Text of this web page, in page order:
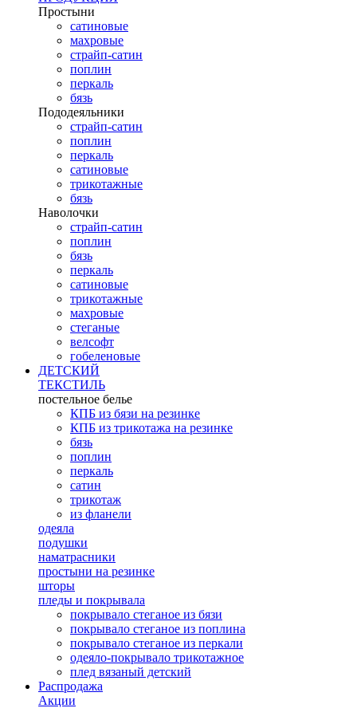
Простыни
сатиновые
махровые
страйп-сатин
поплин
перкаль
бязь
Пододеяльники
страйп-сатин
поплин
перкаль
сатиновые
трикотажные
бязь
Наволочки
страйп-сатин
поплин
бязь
перкаль
сатиновые
трикотажные
махровые
стеганые
велсофт
гобеленовые
ДЕТСКИЙ
ТЕКСТИЛЬ
постельное белье
КПБ из бязи на резинке
КПБ из трикотажа на резинке
бязь
поплин
перкаль
сатин
трикотаж
из фланели
одеяла
подушки
наматрасники
простыни на резинке
шторы
пледы и покрывала
покрывало стеганое из бязи
покрывало стеганое из поплина
покрывало стеганое из перкали
одеяло-покрывало трикотажное
плед вязаный детский
Распродажа
Акции